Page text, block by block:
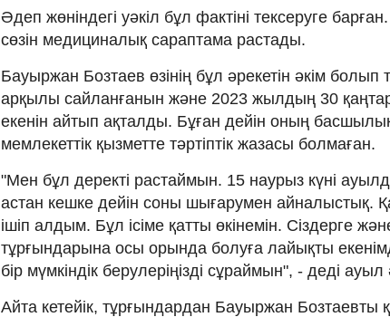
Әдеп жөніндегі уәкіл бұл фактіні тексеруге
сөзін медициналық сараптама растады.
Бауыржан Бозтаев өзінің бұл әрекетін әкім болып
арқылы сайланғанын және 2023 жылдың 30
екенін айтып ақталды. Бұған дейін оның
мемлекеттік қызметте тәртіптік жазасы болмаған.
"Мен бұл деректі растаймын. 15 наурыз күні
астан кешке дейін соны шығарумен айналыстық.
ішіп алдым. Бұл ісіме қатты өкінемін. Сіздерге
тұрғындарына осы орында болуға лайықты
бір мүмкіндік берулеріңізді сұраймын", - деді ауыл
Айта кетейік, тұрғындардан Бауыржан Бозтаевты